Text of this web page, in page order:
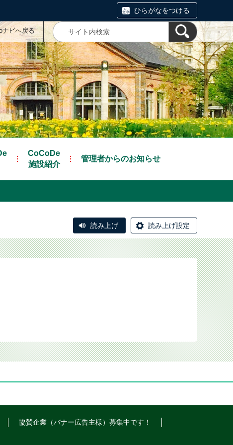
ひらがなをつける
ビへ戻る
CoCoDe
施設紹介
管理者からのお知らせ
読み上げ 読み上げ設定
協賛企業（バナー広告主様）募集中です！